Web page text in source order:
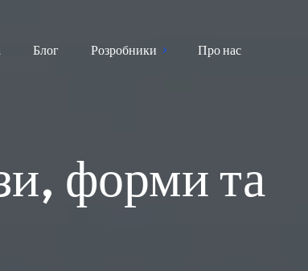
Блог Розробники Про нас
форми та